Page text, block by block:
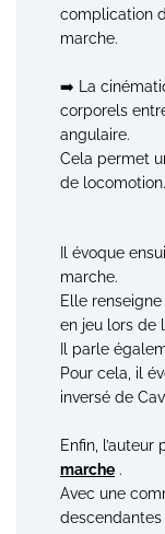
complication
marche.
➡️ La
corporels
angulaire.
Cela permet
de locomotion.
Il évoque
marche.
Elle
en jeu lors de
Il parle
Pour cela, il
inversé de
Enfin, l’auteur
marche .
Avec une